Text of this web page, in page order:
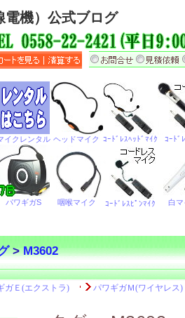
電機）公式ブログ
>M3602